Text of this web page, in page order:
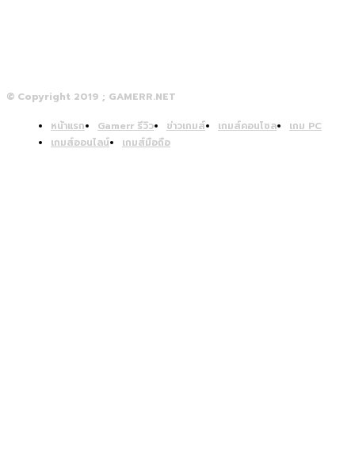
© Copyright 2019 ; GAMERR.NET
หน้าแรก Gamerr รีวิว ข่าวเกมส์ เกมส์คอนโซล
เกม PC
เกมส์ออนไลน์
เกมส์มือถือ